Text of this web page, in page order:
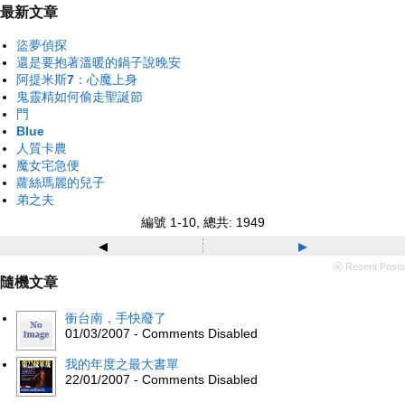
最新文章
盜夢偵探
還是要抱著溫暖的鍋子說晚安
阿提米斯7：心魔上身
鬼靈精如何偷走聖誕節
門
Blue
人質卡農
魔女宅急便
蘿絲瑪麗的兒子
弟之夫
編號 1-10, 總共: 1949
◂ ▸
ⓦ Recent Posts
隨機文章
衝台南，手快廢了
01/03/2007 - Comments Disabled
我的年度之最大書單
22/01/2007 - Comments Disabled